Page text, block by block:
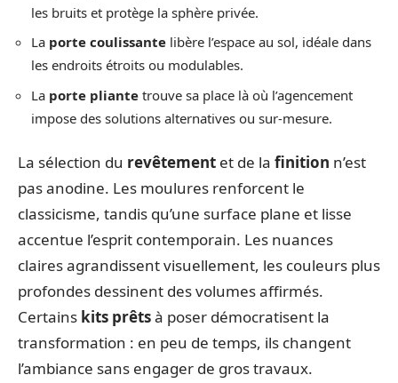
les bruits et protège la sphère privée.
La porte coulissante libère l’espace au sol, idéale dans
les endroits étroits ou modulables.
La porte pliante trouve sa place là où l’agencement
impose des solutions alternatives ou sur-mesure.
La sélection du revêtement et de la finition n’est
pas anodine. Les moulures renforcent le
classicisme, tandis qu’une surface plane et lisse
accentue l’esprit contemporain. Les nuances
claires agrandissent visuellement, les couleurs plus
profondes dessinent des volumes affirmés.
Certains kits prêtsà poser démocratisent la
transformation : en peu de temps, ils changent
l’ambiance sans engager de gros travaux.